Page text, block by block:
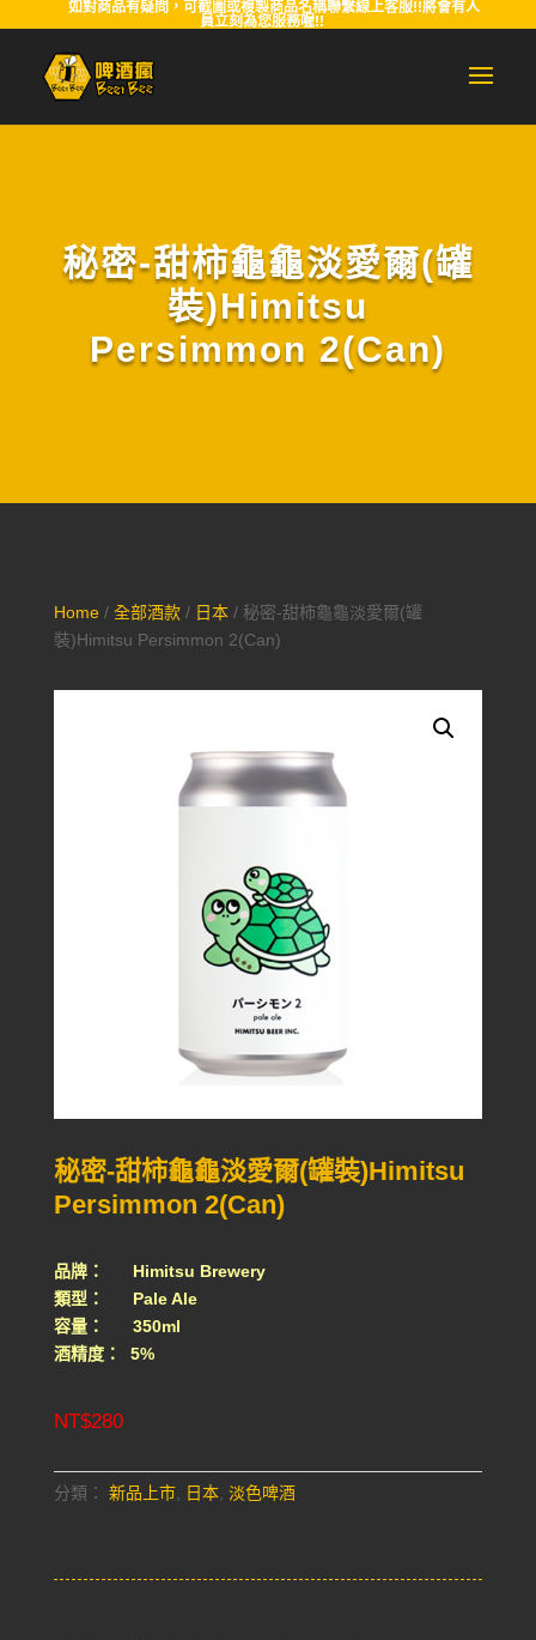
如對商品有疑問，可截圖或複製商品名稱聯繫線上客服!!將會有人
員立刻為您服務喔!!
秘密-甜柿龜龜淡愛爾(罐
裝)Himitsu
Persimmon 2(Can)
Home/ 全部酒款/ 日本/ 秘密-甜柿龜龜淡愛爾(罐
裝)Himitsu Persimmon 2(Can)
秘密-甜柿龜龜淡愛爾(罐裝)Himitsu
Persimmon 2(Can)
品牌： Himitsu Brewery
類型： Pale Ale
容量： 350ml
酒精度： 5%
NT$280
分類： 新品上市, 日本, 淡色啤酒